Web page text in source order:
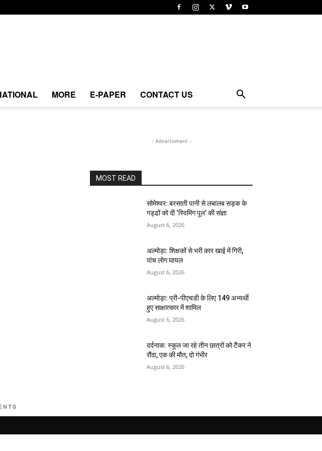
MORE E-PAPER CONTACT US
- Advertisment -
MOST READ
सोमेश्वर: बरसाती पानी से लबालब सड़क के
गड्ढों को दी ‘स्विमिंग पूल’ की संज्ञा
August 6, 2026
अल्मोड़ा: शिक्षकों से भरी कार खाई में गिरी,
पांच लोग घायल
August 6, 2026
अल्मोड़ा: प्री-पीएचडी के लिए 149 अभ्यर्थी
हुए साक्षात्कार में शामिल
August 6, 2026
दर्दनाक: स्कूल जा रहे तीन छात्रों को टैंकर ने
रौंदा, एक की मौत, दो गंभीर
August 6, 2026